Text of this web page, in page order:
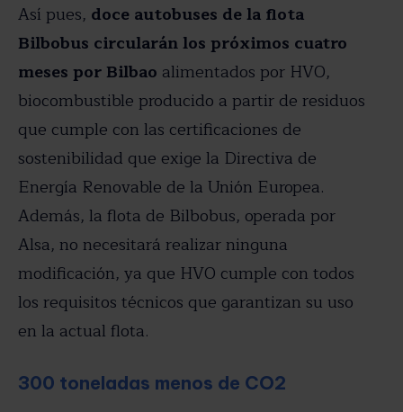
Así pues, doce autobuses de la flota
Bilbobus circularán los próximos cuatro
meses por Bilbao alimentados por HVO,
biocombustible producido a partir de residuos
que cumple con las certificaciones de
sostenibilidad que exige la Directiva de
Energía Renovable de la Unión Europea.
Además, la flota de Bilbobus, operada por
Alsa, no necesitará realizar ninguna
modificación, ya que HVO cumple con todos
los requisitos técnicos que garantizan su uso
en la actual flota.
300 toneladas menos de CO2